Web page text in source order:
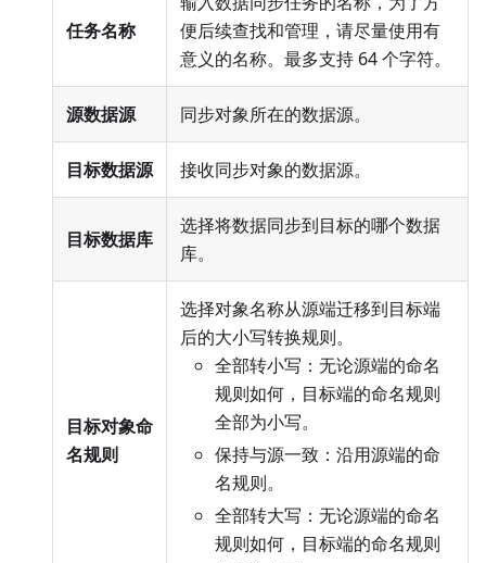
任务名称
便后续查找和管理，请尽量使用有
意义的名称。最多支持 64 个字符。
源数据源 同步对象所在的数据源。
目标数据源 接收同步对象的数据源。
目标数据库
选择将数据同步到目标的哪个数据
库。
目标对象命
名规则
选择对象名称从源端迁移到目标端
后的大小写转换规则。
全部转小写：无论源端的命名
规则如何，目标端的命名规则
全部为小写。
保持与源一致：沿用源端的命
名规则。
全部转大写：无论源端的命名
规则如何，目标端的命名规则